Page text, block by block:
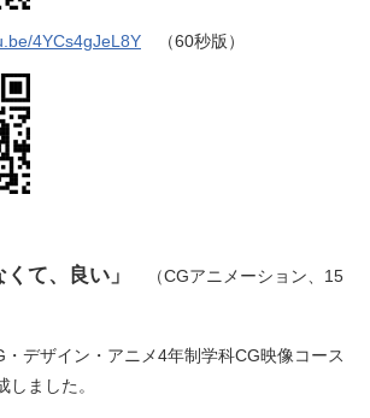
4YCs4gJeL8Y （60秒版）​
て、良い」
（CGアニメーション、15
・デザイン・アニメ4年制学科CG映像コース
しました。